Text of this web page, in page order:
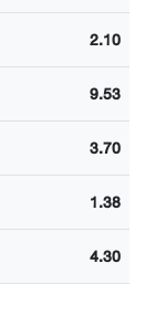
2.10
9.53
3.70
1.38
4.30